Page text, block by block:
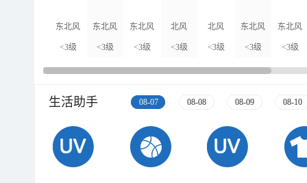
东北风
<3级
东北风
<3级
东北风
<3级
北风
<3级
北风
<3级
东北风
<3级
东北风
<3级
生活助手 08-07 08-08 08-09 08-10